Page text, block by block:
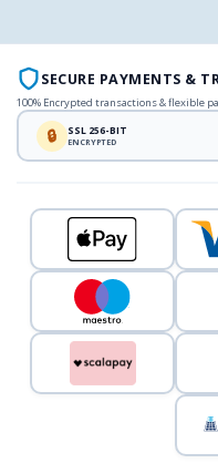
SECURE PAYMENTS &
100% Encrypted transactions & flexible
🔒 SSL 256-BIT
ENCRYPTED